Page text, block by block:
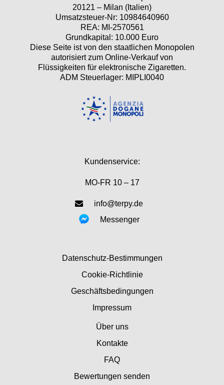
20121 – Milan (Italien)
Umsatzsteuer-Nr: 10984640960
REA: MI-2570561
Grundkapital: 10.000 Euro
Diese Seite ist von den staatlichen Monopolen
autorisiert zum Online-Verkauf von
Flüssigkeiten für elektronische Zigaretten.
ADM Steuerlager: MIPLI0040
Kundenservice:
MO-FR 10 – 17
info@terpy.de
Messenger
Datenschutz-Bestimmungen
Cookie-Richtlinie
Geschäftsbedingungen
Impressum
Über uns
Kontakte
FAQ
Bewertungen senden